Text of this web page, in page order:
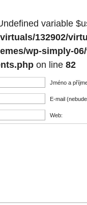
variable
132902/
wp-simply-
on line 82
Jméno a
E-mail
Web: